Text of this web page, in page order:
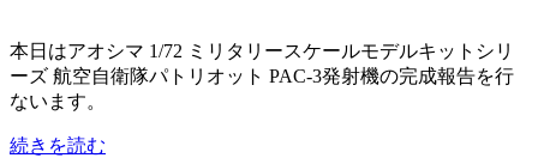
本日はアオシマ 1/72 ミリタリースケールモデルキットシリ
ーズ 航空自衛隊パトリオット PAC-3発射機の完成報告を行
ないます。
続きを読む